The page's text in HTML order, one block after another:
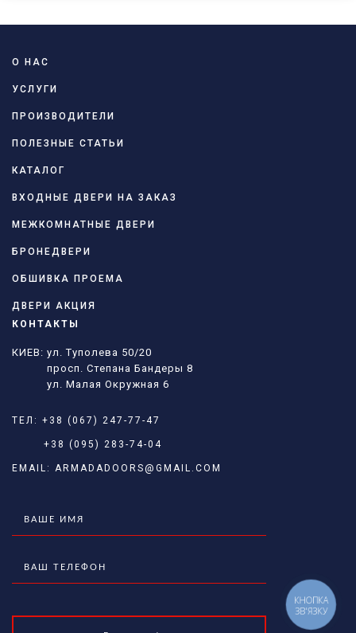
О НАС
УСЛУГИ
ПРОИЗВОДИТЕЛИ
ПОЛЕЗНЫЕ СТАТЬИ
КАТАЛОГ
ВХОДНЫЕ ДВЕРИ НА ЗАКАЗ
МЕЖКОМНАТНЫЕ ДВЕРИ
БРОНЕДВЕРИ
ОБШИВКА ПРОЕМА
ДВЕРИ АКЦИЯ
КОНТАКТЫ
КИЕВ: ул. Туполева 50/20
просп. Степана Бандеры 8
ул. Малая Окружная 6
ТЕЛ: +38 (067) 247-77-47
+38 (095) 283-74-04
EMAIL: ARMADADOORS@GMAIL.COM
КНОПКА
ЗВ'ЯЗКУ